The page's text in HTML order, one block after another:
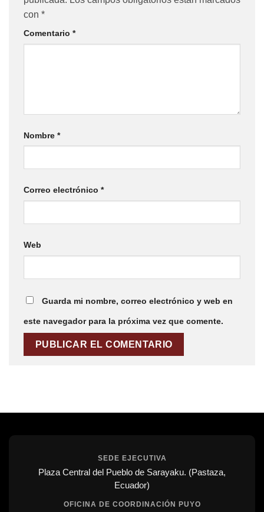
con *
Comentario *
Nombre *
Correo electrónico *
Web
Guarda mi nombre, correo electrónico y web en
este navegador para la próxima vez que comente.
SEDE EJECUTIVA
Plaza Central del Pueblo de Sarayaku. (Pastaza,
Ecuador)
OFICINA DE COORDINACIÓN PUYO